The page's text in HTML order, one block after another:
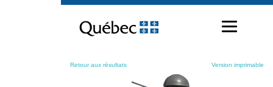
contenu
Retour aux résultats Version imprimable